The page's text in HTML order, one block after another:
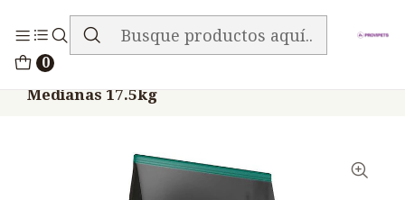
0
ENVIO GRATIS EN TODA LA TIENDA
Medianas 17.5kg